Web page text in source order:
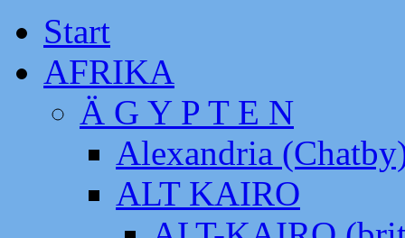
Start
AFRIKA
Ä G Y P T E N
Alexandria
ALT KAIRO